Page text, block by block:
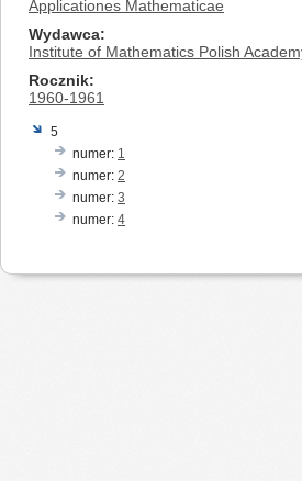
Applicationes Mathematicae
Wydawca
Institute of Mathematics Polish
Rocznik
1960-1961
5
numer: 1
numer: 2
numer: 3
numer: 4